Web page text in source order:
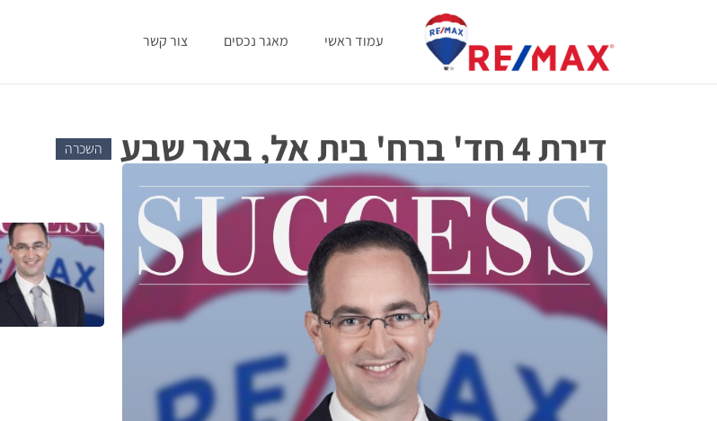
עמוד ראשי מאגר נכסים צור קשר
דירת 4 חד' ברח' בית אל, באר שבע
השכרה